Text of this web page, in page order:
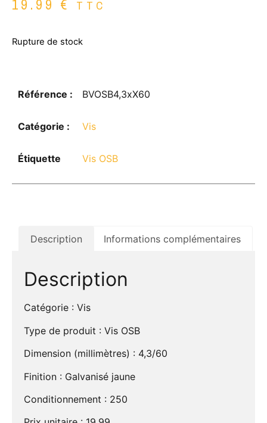
19.99 € TTC
Rupture de stock
Référence : BVOSB4,3xX60
Catégorie : Vis
Étiquette Vis OSB
Description Informations complémentaires
Description
Catégorie : Vis
Type de produit : Vis OSB
Dimension (millimètres) : 4,3/60
Finition : Galvanisé jaune
Conditionnement : 250